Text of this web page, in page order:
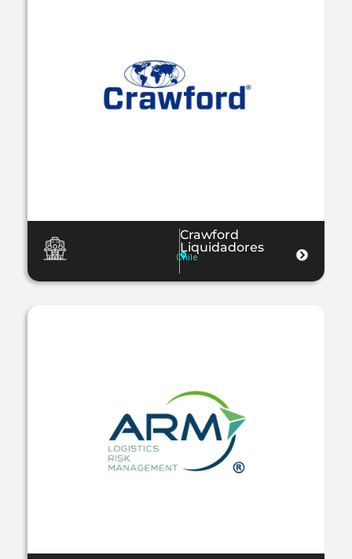
Crawford
Liquidadores
Chile